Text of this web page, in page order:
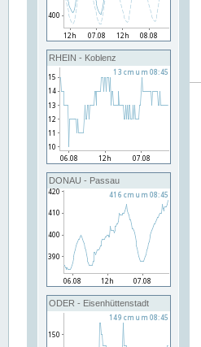
RHEIN - Koblenz
DONAU - Passau
ODER - Eisenhüttenstadt